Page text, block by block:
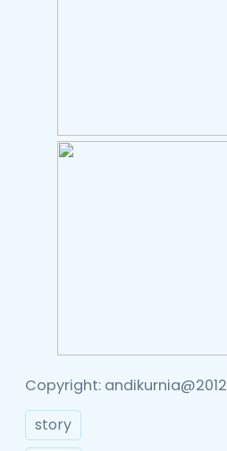
Copyright: andikurnia@2012
story